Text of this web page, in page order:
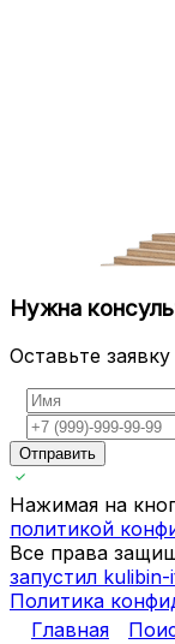
Нужна
Оставьте
Отправить
Нажимая на
политикой
Все права
запустил
Политика
Главная